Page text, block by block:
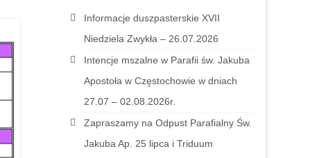
Informacje duszpasterskie XVII
Niedziela Zwykła – 26.07.2026
Intencje mszalne w Parafii św. Jakuba
Apostoła w Częstochowie w dniach
27.07 – 02.08.2026r.
Zapraszamy na Odpust Parafialny Św.
Jakuba Ap. 25 lipca i Triduum